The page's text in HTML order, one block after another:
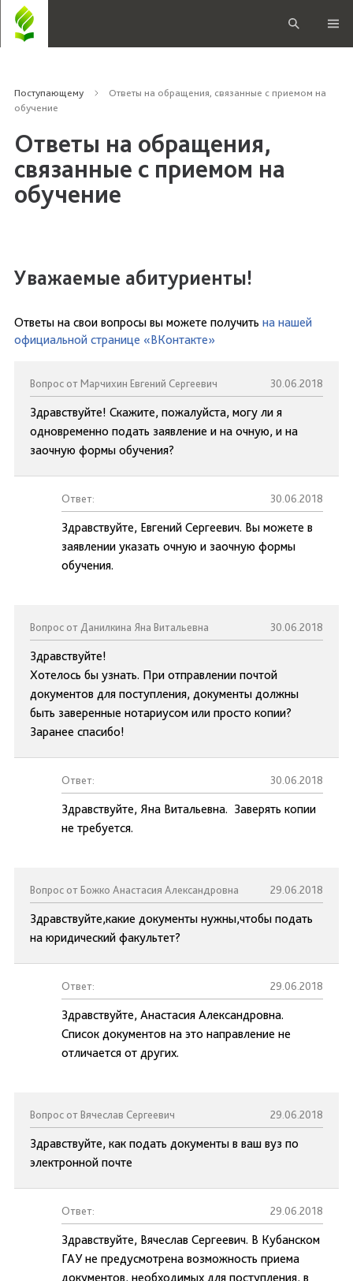
Поступающему
Ответы на обращения, связанные с приемом на
обучение
Ответы на обращения,
связанные с приемом на
обучение
Уважаемые абитуриенты!
Ответы на свои вопросы вы можете получить на нашей
официальной странице «ВКонтакте»
Вопрос от Марчихин Евгений Сергеевич 30.06.2018
Здравствуйте! Скажите, пожалуйста, могу ли я
одновременно подать заявление и на очную, и на
заочную формы обучения?
Ответ: 30.06.2018
Здравствуйте, Евгений Сергеевич. Вы можете в
заявлении указать очную и заочную формы
обучения.
Вопрос от Данилкина Яна Витальевна 30.06.2018
Здравствуйте!
Хотелось бы узнать. При отправлении почтой
документов для поступления, документы должны
быть заверенные нотариусом или просто копии?
Заранее спасибо!
Ответ: 30.06.2018
Здравствуйте, Яна Витальевна. Заверять копии
не требуется.
Вопрос от Божко Анастасия Александровна 29.06.2018
Здравствуйте,какие документы нужны,чтобы подать
на юридический факультет?
Ответ: 29.06.2018
Здравствуйте, Анастасия Александровна.
Список документов на это направление не
отличается от других.
Вопрос от Вячеслав Сергеевич 29.06.2018
Здравствуйте, как подать документы в ваш вуз по
электронной почте
Ответ: 29.06.2018
Здравствуйте, Вячеслав Сергеевич. В Кубанском
ГАУ не предусмотрена возможность приема
документов, необходимых для поступления, в